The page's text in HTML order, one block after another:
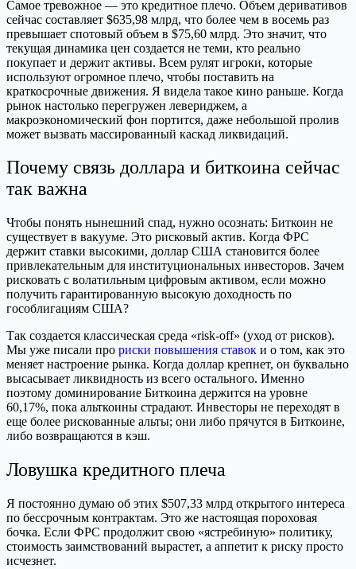
Самое тревожное — это кредитное плечо. Объем деривативов
сейчас составляет $635,98 млрд, что более чем в восемь раз
превышает спотовый объем в $75,60 млрд. Это значит, что
текущая динамика цен создается не теми, кто реально
покупает и держит активы. Всем рулят игроки, которые
используют огромное плечо, чтобы поставить на
краткосрочные движения. Я видела такое кино раньше. Когда
рынок настолько перегружен левериджем, а
макроэкономический фон портится, даже небольшой пролив
может вызвать массированный каскад ликвидаций.
Почему связь доллара и биткоина сейчас
так важна
Чтобы понять нынешний спад, нужно осознать: Биткоин не
существует в вакууме. Это рисковый актив. Когда ФРС
держит ставки высокими, доллар США становится более
привлекательным для институциональных инвесторов. Зачем
рисковать с волатильным цифровым активом, если можно
получить гарантированную высокую доходность по
гособлигациям США?
Так создается классическая среда «risk-off» (уход от рисков).
Мы уже писали про риски повышения ставок и о том, как это
меняет настроение рынка. Когда доллар крепнет, он буквально
высасывает ликвидность из всего остального. Именно
поэтому доминирование Биткоина держится на уровне
60,17%, пока альткоины страдают. Инвесторы не переходят в
еще более рискованные альты; они либо прячутся в Биткоине,
либо возвращаются в кэш.
Ловушка кредитного плеча
Я постоянно думаю об этих $507,33 млрд открытого интереса
по бессрочным контрактам. Это же настоящая пороховая
бочка. Если ФРС продолжит свою «ястребиную» политику,
стоимость заимствований вырастет, а аппетит к риску просто
исчезнет.